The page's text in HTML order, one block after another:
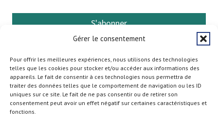
Gérer le consentement
Pour offrir les meilleures expériences, nous utilisons des technologies
telles que les cookies pour stocker et/ou accéder aux informations des
appareils. Le fait de consentir à ces technologies nous permettra de
traiter des données telles que le comportement de navigation ou les ID
uniques sur ce site. Le fait de ne pas consentir ou de retirer son
consentement peut avoir un effet négatif sur certaines caractéristiques et
fonctions.
S'abonner